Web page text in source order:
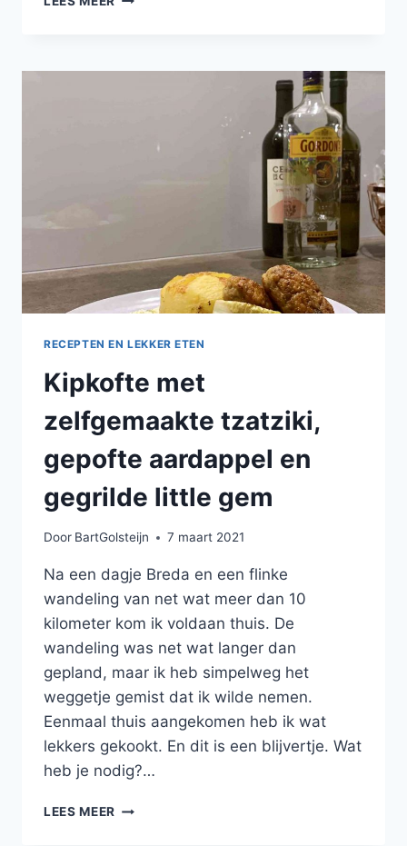
RODE
RECEPTEN EN LEKKER ETEN
Kipkofte met
zelfgemaakte tzatziki,
gepofte aardappel en
gegrilde little gem
Door BartGolsteijn 7 maart 2021
Na een dagje Breda en een flinke
wandeling van net wat meer dan 10
kilometer kom ik voldaan thuis. De
wandeling was net wat langer dan
gepland, maar ik heb simpelweg het
weggetje gemist dat ik wilde nemen.
Eenmaal thuis aangekomen heb ik wat
lekkers gekookt. En dit is een blijvertje. Wat
heb je nodig?…
LEES MEER KIPKOFTE